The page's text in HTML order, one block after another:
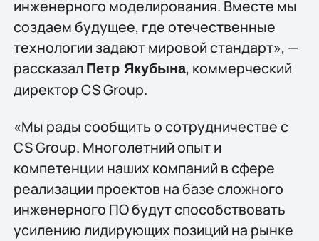
инженерного моделирования. Вместе мы
создаем будущее, где отечественные
технологии задают мировой стандарт», —
рассказал Петр Якубына, коммерческий
директор CS Group.
«Мы рады сообщить о сотрудничестве с
CS Group. Многолетний опыт и
компетенции наших компаний в сфере
реализации проектов на базе сложного
инженерного ПО будут способствовать
усилению лидирующих позиций на рынке